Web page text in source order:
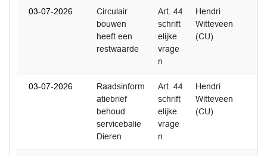
03-07-2026
Circulair
bouwen
heeft een
restwaarde
Art. 44
schrift
elijke
vrage
n
Hendri
Witteveen
(CU)
03-07-2026
Raadsinform
atiebrief
behoud
servicebalie
Dieren
Art. 44
schrift
elijke
vrage
n
Hendri
Witteveen
(CU)